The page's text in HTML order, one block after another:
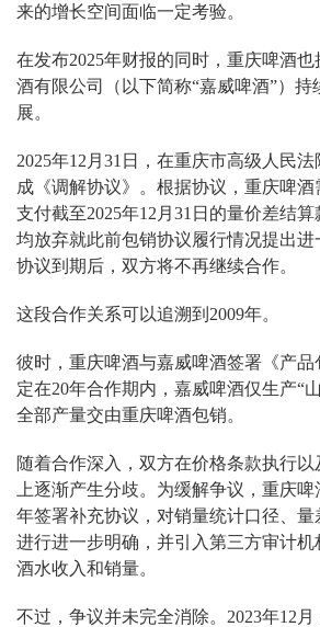
来的增长空间面临一定考验。
在发布2025年财报的同时，重庆啤酒
酒有限公司（以下简称“嘉威啤酒”）
展。
2025年12月31日，在重庆市高级人民
成《调解协议》。根据协议，重庆啤
支付截至2025年12月31日的量价差结
均放弃就此前包销协议履行情况提出进
协议到期后，双方将不再继续合作。
这段合作关系可以追溯到2009年。
彼时，重庆啤酒与嘉威啤酒签署《产
定在20年合作期内，嘉威啤酒仅生产“
全部产量交由重庆啤酒包销。
随着合作深入，双方在价格条款执行
上逐渐产生分歧。为缓解争议，重庆
年签署补充协议，对销量统计口径、
进行进一步明确，并引入第三方审计
酒水收入和销量。
不过，争议并未完全消除。2023年12